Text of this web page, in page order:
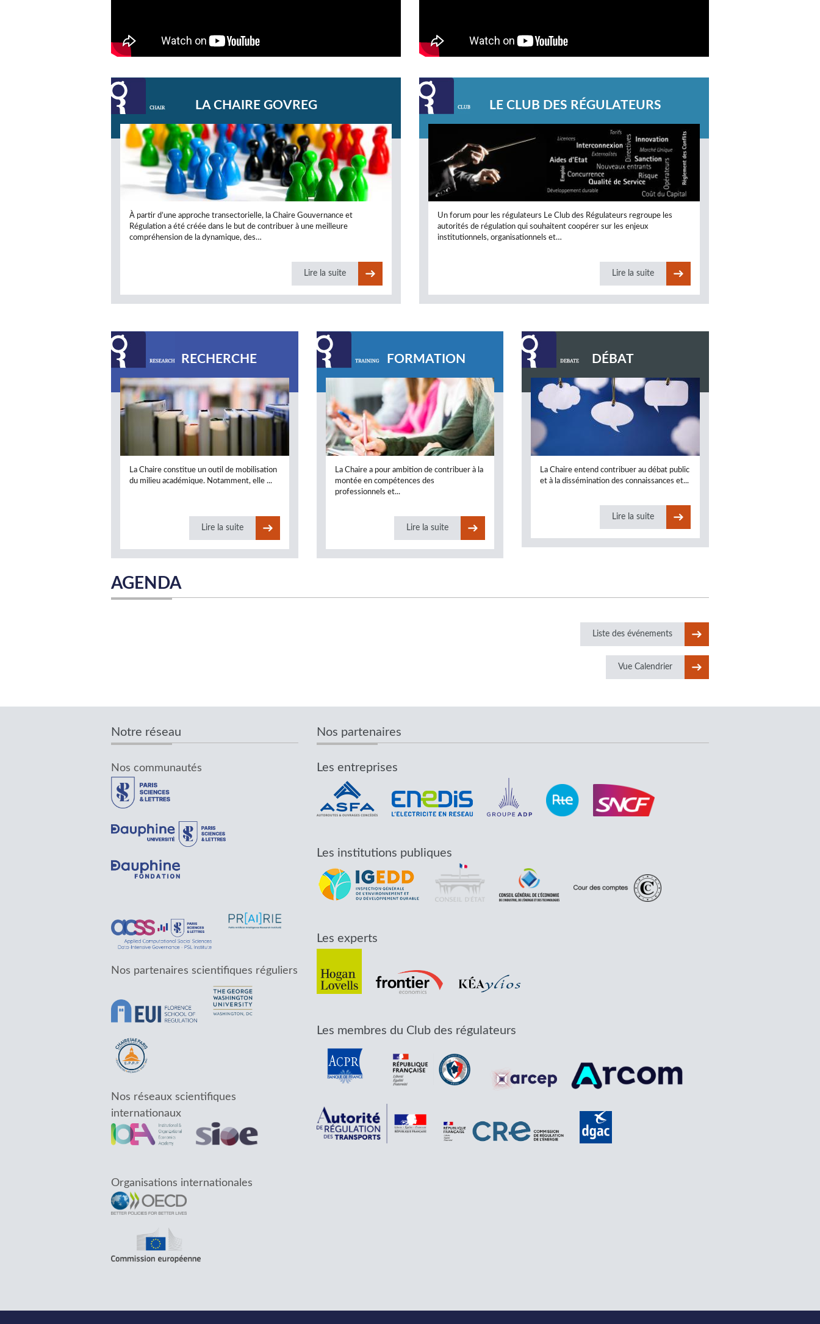
LA CHAIRE GOVREG
À partir d’une approche transectorielle, la Chaire Gouvernance et
Régulation a été créée dans le but de contribuer à une meilleure
compréhension de la dynamique, des…
Lire la suite
LE CLUB DES RÉGULATEURS
Un forum pour les régulateurs Le Club des Régulateurs regroupe les
autorités de régulation qui souhaitent coopérer sur les enjeux
institutionnels, organisationnels et…
Lire la suite
RECHERCHE
La Chaire constitue un outil de mobilisation
du milieu académique. Notamment, elle ...
Lire la suite
FORMATION
La Chaire a pour ambition de contribuer à la
montée en compétences des
professionnels et...
Lire la suite
DÉBAT
La Chaire entend contribuer au débat public
et à la dissémination des connaissances et...
Lire la suite
AGENDA
Liste des événements
Vue Calendrier
Notre réseau
Nos communautés
Nos partenaires scientifiques réguliers
Nos réseaux scientifiques
internationaux
Organisations internationales
Nos partenaires
Les entreprises
Les institutions publiques
Les experts
Les membres du Club des régulateurs